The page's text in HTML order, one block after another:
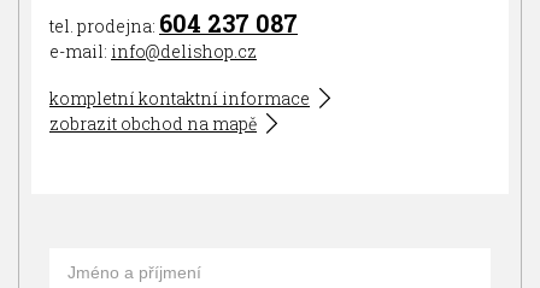
tel. prodejna: 604 237 087
e-mail: info@delishop.cz
kompletní kontaktní informace
zobrazit obchod na mapě